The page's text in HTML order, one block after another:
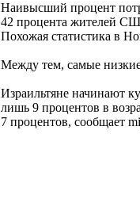
Наивысший процент
42 процента жителей
Похожая статистика в
Между тем, самые
Израильтяне начинают
лишь 9 процентов в
7 процентов, сообщает